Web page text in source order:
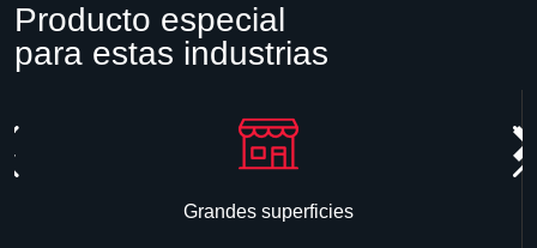
Producto especial
para estas industrias
Grandes superficies